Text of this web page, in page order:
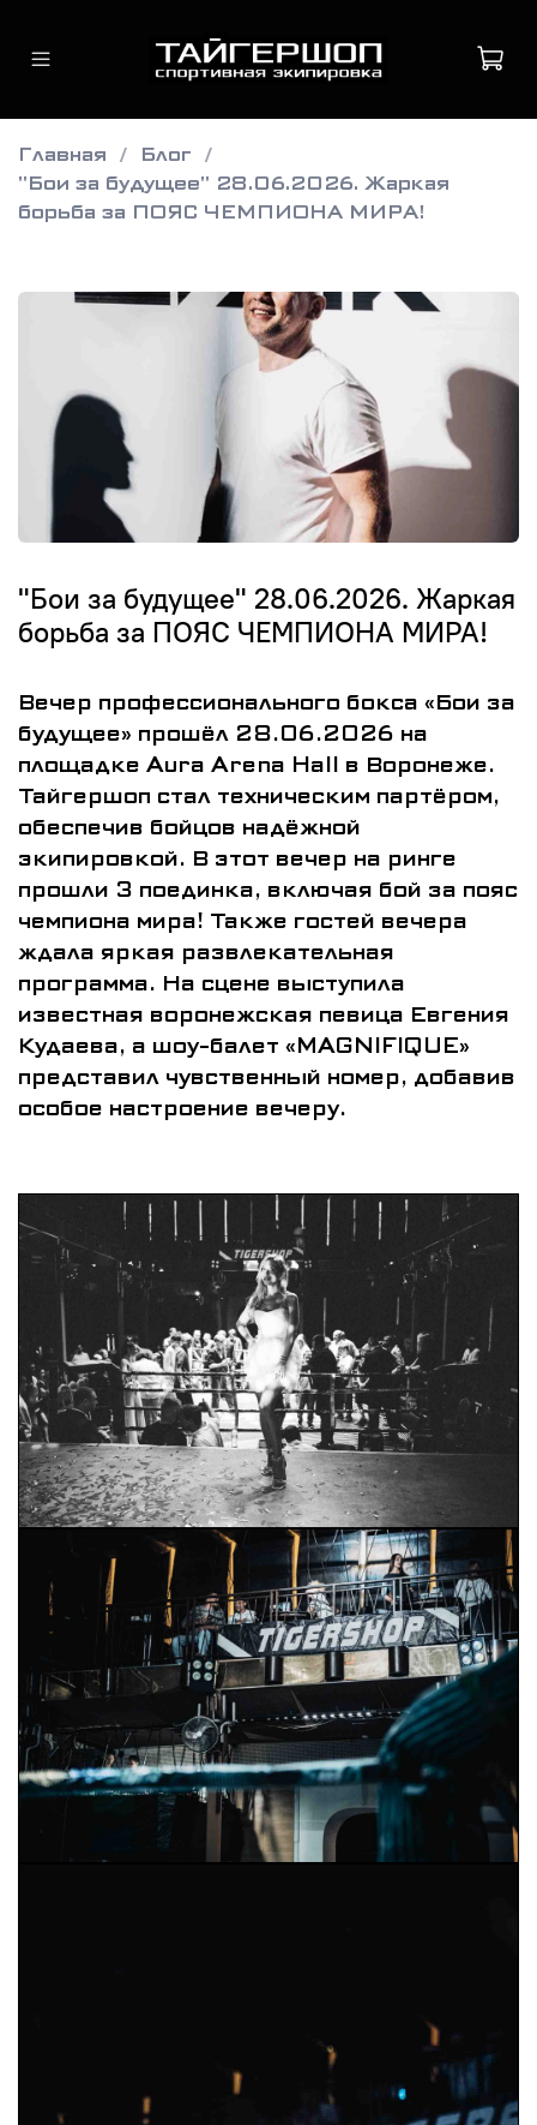
Главная
Блог
"Бои за будущее" 28.06.2026. Жаркая
борьба за ПОЯС ЧЕМПИОНА МИРА!
"Бои за будущее" 28.06.2026. Жаркая
борьба за ПОЯС ЧЕМПИОНА МИРА!
Вечер профессионального бокса «Бои за
будущее» прошёл 28.06.2026 на
площадке Aura Arena Hall в Воронеже.
Тайгершоп стал техническим партёром,
обеспечив бойцов надёжной
экипировкой. В этот вечер на ринге
прошли 3 поединка, включая бой за пояс
чемпиона мира! Также гостей вечера
ждала яркая развлекательная
программа. На сцене выступила
известная воронежская певица Евгения
Кудаева, а шоу-балет «MAGNIFIQUE»
представил чувственный номер, добавив
особое настроение вечеру.